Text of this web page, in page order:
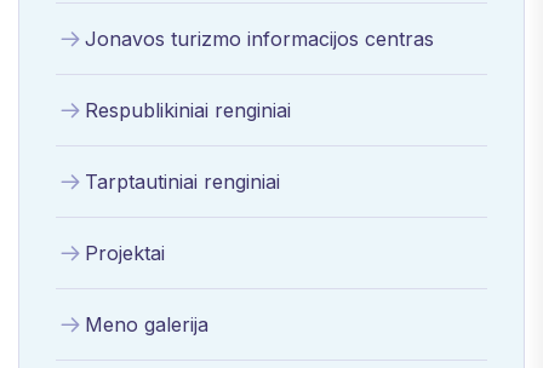
Jonavos turizmo informacijos centras
Respublikiniai renginiai
Tarptautiniai renginiai
Projektai
Meno galerija